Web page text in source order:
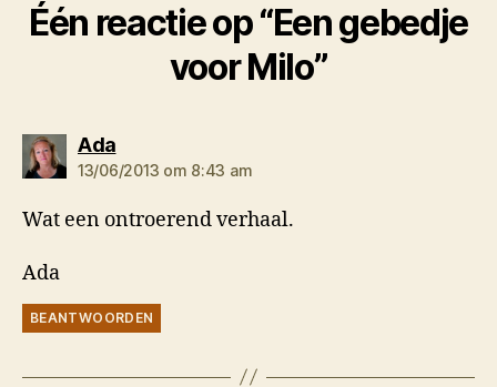
Één reactie op “Een gebedje
voor Milo”
Adazegt:
13/06/2013 om 8:43 am
Wat een ontroerend verhaal.
Ada
BEANTWOORDEN